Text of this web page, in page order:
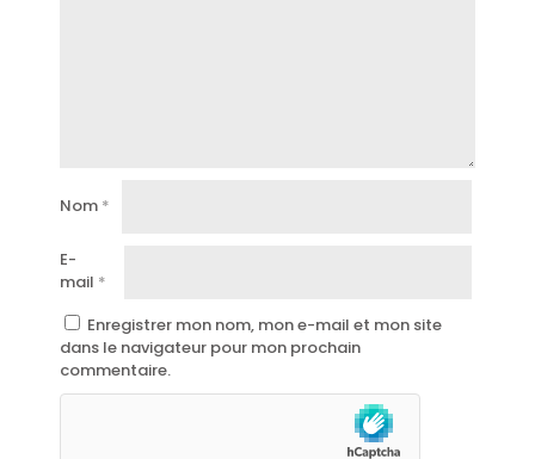
Nom *
E-
mail *
Enregistrer mon nom, mon e-mail et mon site
dans le navigateur pour mon prochain
commentaire.